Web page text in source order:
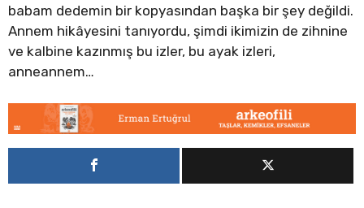
babam dedemin bir kopyasından başka bir şey değildi.
Annem hikâyesini tanıyordu, şimdi ikimizin de zihnine
ve kalbine kazınmış bu izler, bu ayak izleri,
anneannem…